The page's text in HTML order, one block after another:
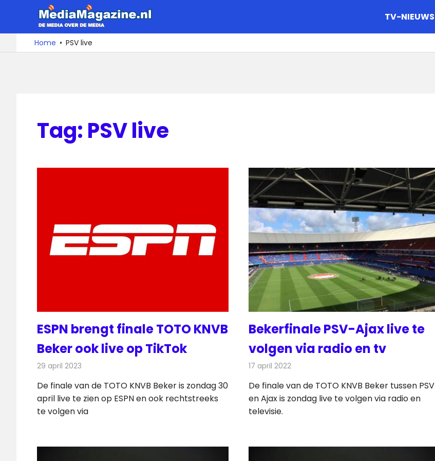
de
De
media
over
TV-NIEUWS
Home PSV live
Tag: PSV live
ESPN brengt finale TOTO KNVB
Beker ook live op TikTok
29 april 2023
De finale van de TOTO KNVB Beker is zondag 30
april live te zien op ESPN en ook rechtstreeks
te volgen via
Bekerfinale PSV-Ajax live te
volgen via radio en tv
17 april 2022
De finale van de TOTO KNVB Beker tussen PSV
en Ajax is zondag live te volgen via radio en
televisie.